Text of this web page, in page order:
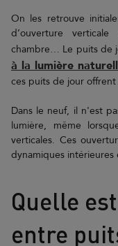
On les retrouve
d’ouverture
chambre… Le puits de
à la lumière
ces puits de jour
Dans le neuf, il n'est
lumière, même
verticales. Ces
dynamiques
Quelle
entre